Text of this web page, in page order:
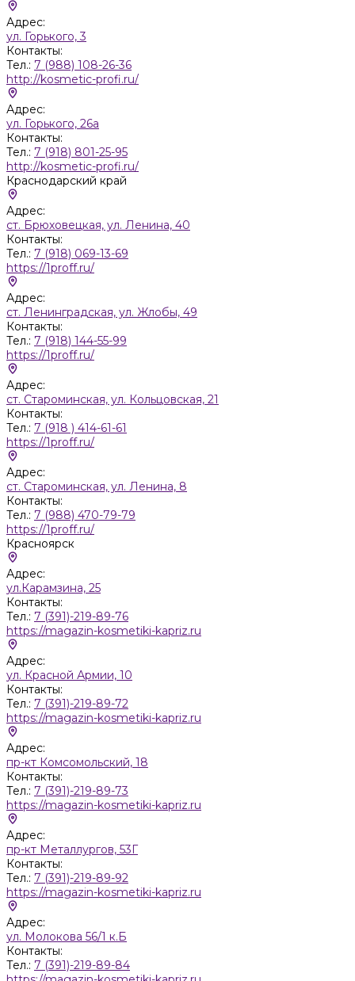
Адрес:
ул. Горького, 3
Контакты:
Тел.: 7 (988) 108-26-36
http://kosmetic-profi.ru/
Адрес:
ул. Горького, 26а
Контакты:
Тел.: 7 (918) 801-25-95
http://kosmetic-profi.ru/
Краснодарский край
Адрес:
ст. Брюховецкая, ул. Ленина, 40
Контакты:
Тел.: 7 (918) 069-13-69
https://1proff.ru/
Адрес:
ст. Ленинградская, ул. Жлобы, 49
Контакты:
Тел.: 7 (918) 144-55-99
https://1proff.ru/
Адрес:
ст. Староминская, ул. Кольцовская, 21
Контакты:
Тел.: 7 (918 ) 414-61-61
https://1proff.ru/
Адрес:
ст. Староминская, ул. Ленина, 8
Контакты:
Тел.: 7 (988) 470-79-79
https://1proff.ru/
Красноярск
Адрес:
ул.Карамзина, 25
Контакты:
Тел.: 7 (391)-219-89-76
https://magazin-kosmetiki-kapriz.ru
Адрес:
ул. Красной Армии, 10
Контакты:
Тел.: 7 (391)-219-89-72
https://magazin-kosmetiki-kapriz.ru
Адрес:
пр-кт Комсомольский, 18
Контакты:
Тел.: 7 (391)-219-89-73
https://magazin-kosmetiki-kapriz.ru
Адрес:
пр-кт Металлургов, 53Г
Контакты:
Тел.: 7 (391)-219-89-92
https://magazin-kosmetiki-kapriz.ru
Адрес:
ул. Молокова 56/1 к.Б
Контакты:
Тел.: 7 (391)-219-89-84